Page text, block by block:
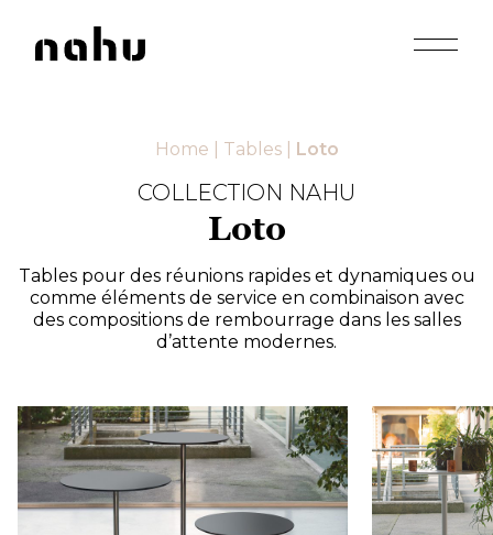
Home Tables| Loto
COLLECTION NAHU
Loto
Tables pour des réunions rapides et dynamiques ou
comme éléments de service en combinaison avec
des compositions de rembourrage dans les salles
d’attente modernes.